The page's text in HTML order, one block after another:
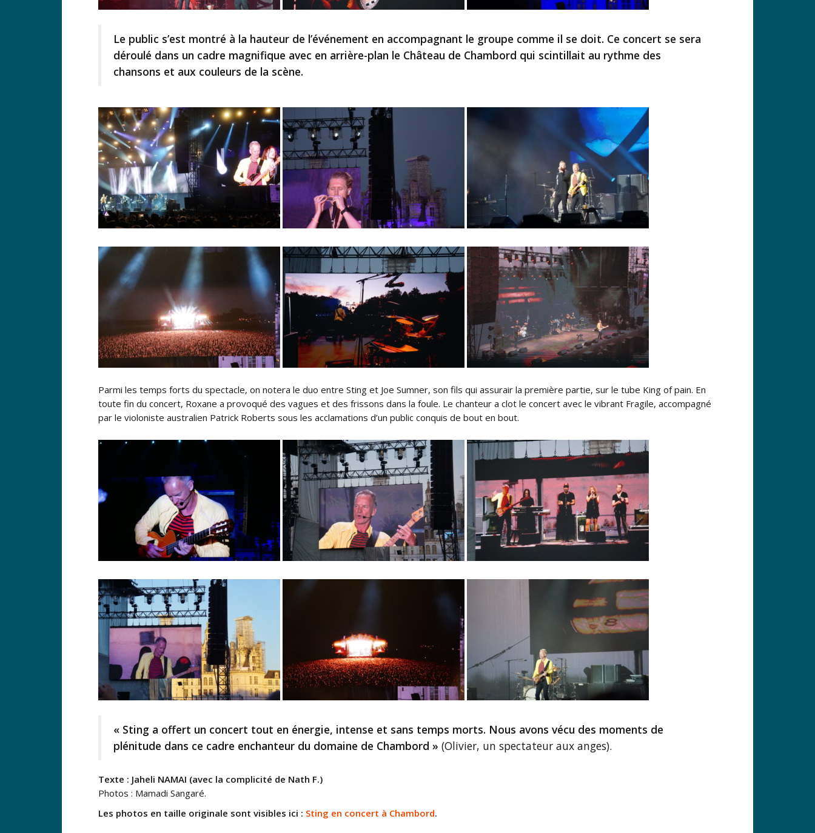
Le public s’est montré à la hauteur de l’événement en accompagnant le groupe comme il se doit. Ce concert se sera
déroulé dans un cadre magnifique avec en arrière-plan le Château de Chambord qui scintillait au rythme des
chansons et aux couleurs de la scène.
Parmi les temps forts du spectacle, on notera le duo entre Sting et Joe Sumner, son fils qui assurair la première partie, sur le tube King of pain. En
toute fin du concert, Roxane a provoqué des vagues et des frissons dans la foule. Le chanteur a clot le concert avec le vibrant Fragile, accompagné
par le violoniste australien Patrick Roberts sous les acclamations d’un public conquis de bout en bout.
« Sting a offert un concert tout en énergie, intense et sans temps morts. Nous avons vécu des moments de
plénitude dans ce cadre enchanteur du domaine de Chambord » (Olivier, un spectateur aux anges).
Texte : Jaheli NAMAI (avec la complicité de Nath F.)
Photos : Mamadi Sangaré.
Les photos en taille originale sont visibles ici : Sting en concert à Chambord.